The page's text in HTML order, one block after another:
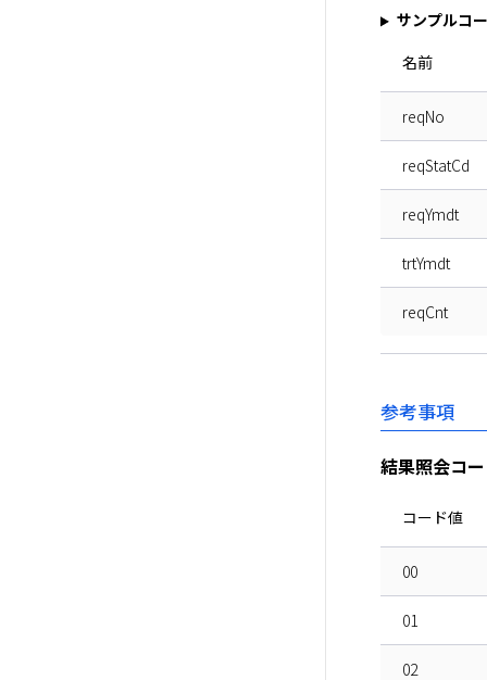
サンプルコ
名前
reqNo
reqStatCd
reqYmdt
trtYmdt
reqCnt
参考事項
結果照会コ
コード値
00
01
02